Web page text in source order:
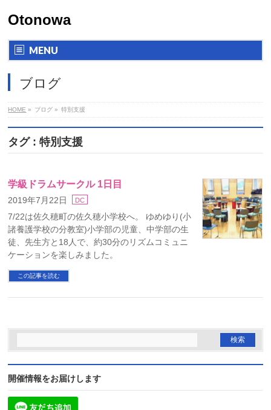
Otonowa
MENU
ブログ
HOME » ブログ » 特別支援
タグ : 特別支援
学級ドラムサークル 1日目
2019年7月22日 DC
7/22は佐久穂町の佐久穂小学校へ。 ゆめゆり(小
諸養護学校の分教室)小学部の児童、中学部の生
徒、先生方と18人で、約30分のリズムコミュニ
ケーションを楽しみました。
この記事を読む
開催情報をお届けします